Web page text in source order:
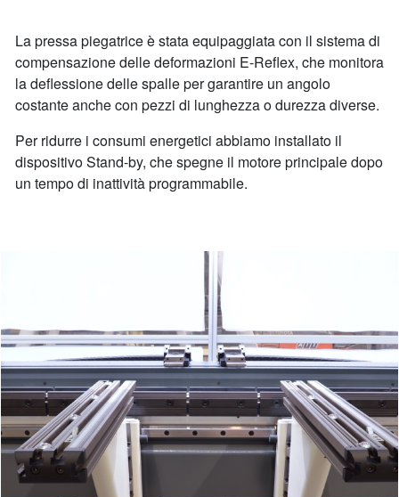
La pressa piegatrice è stata equipaggiata con il sistema di
compensazione delle deformazioni E-Reflex, che monitora
la deflessione delle spalle per garantire un angolo
costante anche con pezzi di lunghezza o durezza diverse.
Per ridurre i consumi energetici abbiamo installato il
dispositivo Stand-by, che spegne il motore principale dopo
un tempo di inattività programmabile.